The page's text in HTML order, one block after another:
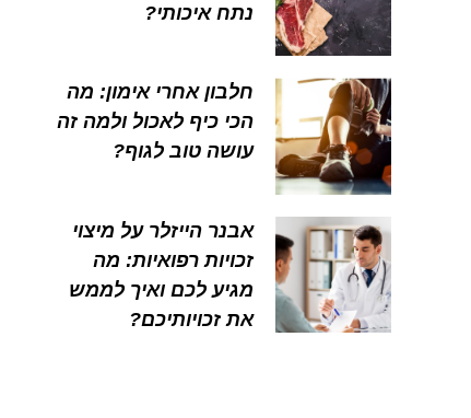
נתח איכותי?
חלבון אחרי אימון: מה
הכי כיף לאכול ולמה זה
עושה טוב לגוף?
אבנר הייזלר על מיצוי
זכויות רפואיות: מה
מגיע לכם ואיך לממש
את זכויותיכם?